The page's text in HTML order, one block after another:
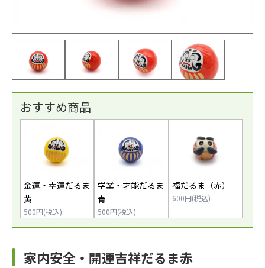
おすすめ商品
金運・幸運だるま
黄
500円(税込)
学業・才能だるま
青
500円(税込)
福だるま（赤）
600円(税込)
家内安全・開運吉祥だるま赤